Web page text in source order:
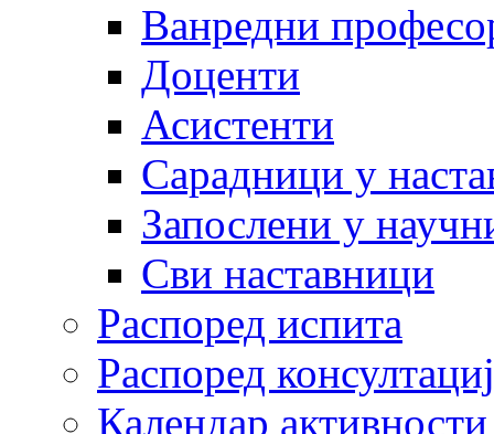
Ванредни
Доценти
Асистенти
Сарадници у
Запослени у
Сви наставници
Распоред испита
Распоред
Календар активности